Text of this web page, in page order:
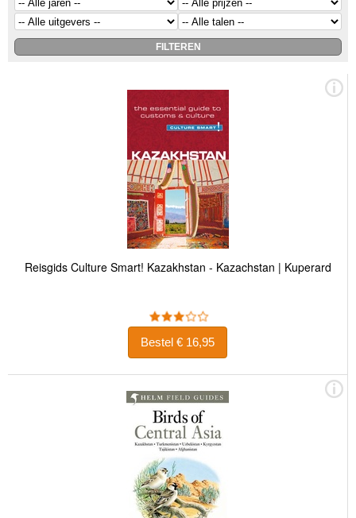
Reisgids Culture Smart! Kazakhstan - Kazachstan | Kuperard
Bestel € 16,95